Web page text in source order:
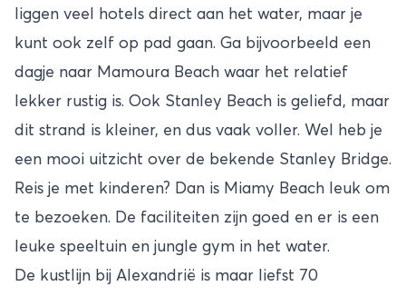
liggen veel hotels direct aan het water, maar je
kunt ook zelf op pad gaan. Ga bijvoorbeeld een
dagje naar Mamoura Beach waar het relatief
lekker rustig is. Ook Stanley Beach is geliefd, maar
dit strand is kleiner, en dus vaak voller. Wel heb je
een mooi uitzicht over de bekende Stanley Bridge.
Reis je met kinderen? Dan is Miamy Beach leuk om
te bezoeken. De faciliteiten zijn goed en er is een
leuke speeltuin en jungle gym in het water.
De kustlijn bij Alexandrië is maar liefst 70